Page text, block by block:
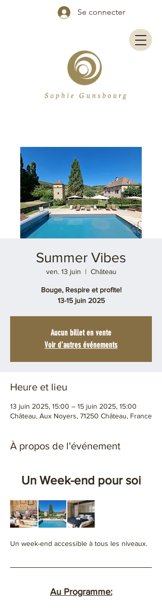
Se connecter
Summer Vibes
ven. 13 juin
  |
Château
Bouge, Respire et profite!
13-15 juin 2025
Aucun billet en vente
Voir d'autres événements
Heure et lieu
13 juin 2025, 15:00 – 15 juin 2025, 15:00
Château, Aux Noyers, 71250 Château, France
À propos de l'événement
Un Week-end pour soi
Un week-end accessible à tous les niveaux.
Au Programme: